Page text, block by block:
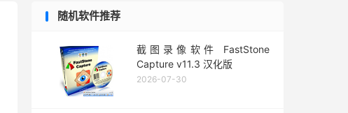
随机软件推荐
截图录像软件 FastStone
Capture v11.3 汉化版
2026-07-30